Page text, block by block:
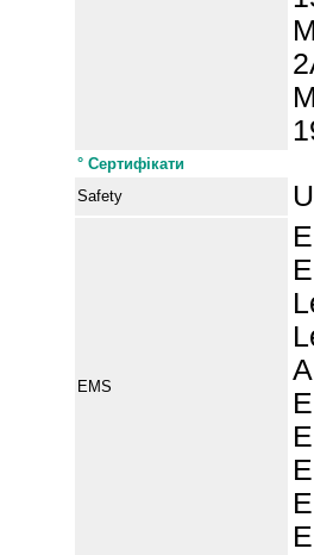
° Сертифікати
Safety
EMS